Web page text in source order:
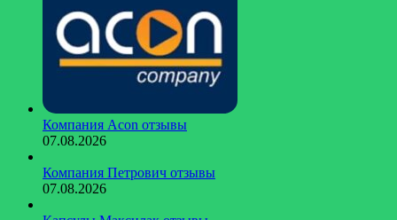
Компания Acon отзывы
07.08.2026
Компания Петрович отзывы
07.08.2026